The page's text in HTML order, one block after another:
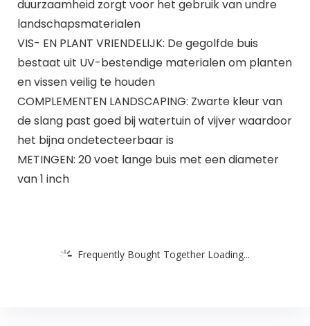
duurzaamheid zorgt voor het gebruik van undre
landschapsmaterialen
VIS- EN PLANT VRIENDELIJK: De gegolfde buis
bestaat uit UV-bestendige materialen om planten
en vissen veilig te houden
COMPLEMENTEN LANDSCAPING: Zwarte kleur van
de slang past goed bij watertuin of vijver waardoor
het bijna ondetecteerbaar is
METINGEN: 20 voet lange buis met een diameter
van 1 inch
Frequently Bought Together Loading...